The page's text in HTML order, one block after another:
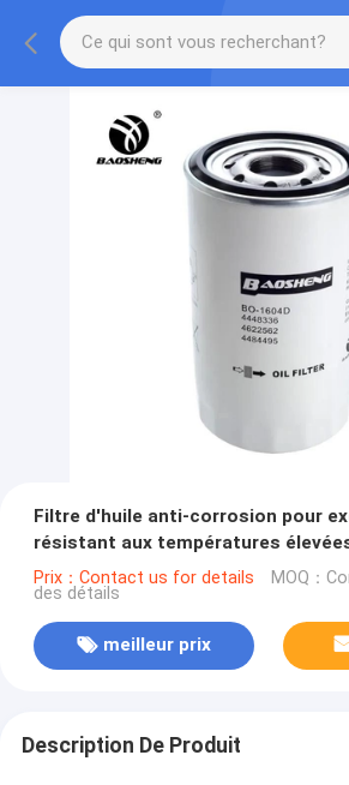
Filtre d'huile anti-corrosion pour
résistant aux températures
4484495 210 mm hauteur de
Prix：Contact us for details MOQ：
des détails
meilleur prix
Description De Produit